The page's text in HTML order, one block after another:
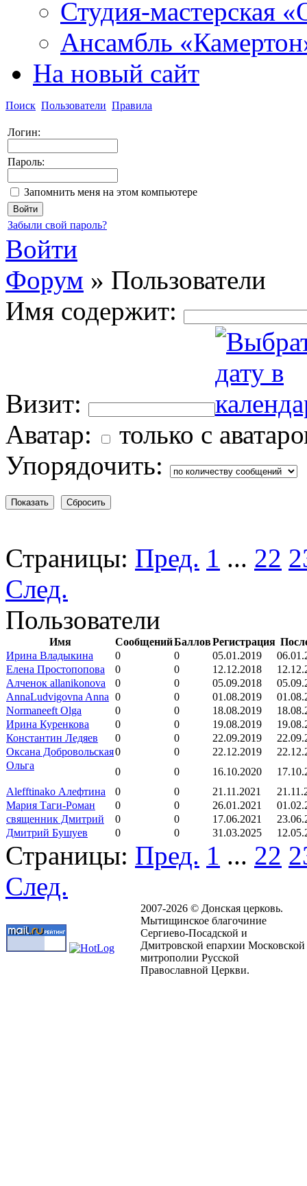
Студия-мастерская
Ансамбль
На новый сайт
Поиск Пользователи Правила
Логин:
Пароль:
Запомнить меня на этом компьютере
Забыли свой пароль?
Войти
Форум » Пользователи
Имя содержит:
Визит:
Аватар:
только с
Упорядочить:
Страницы: Пред. 1 ... 22
След.
Пользователи
Имя СообщенийБалловРегистрация
Ирина Владыкина
0 0 05.01.2019
Елена Простопопова
0 0 12.12.2018
Алченок allanikonova
0 0 05.09.2018
AnnaLudvigovna Anna 0 0 01.08.2019
Normaneeft Olga
0 0 18.08.2019
Ирина Куренкова
0 0 19.08.2019
Константин Ледяев
0 0 22.09.2019
Оксана Добровольская0 0 22.12.2019
Ольга
0 0 16.10.2020
Alefftinako Алефтина
0 0 21.11.2021
Мария Таги-Роман
0 0 26.01.2021
священник Дмитрий
0 0 17.06.2021
Дмитрий Бушуев
0 0 31.03.2025
Страницы: Пред. 1 ... 22
След.
2007-2026 © Донская церковь.
Мытищинское благочиние
Сергиево-Посадской и
Дмитровской епархии Московской
митрополии Русской
Православной Церкви.